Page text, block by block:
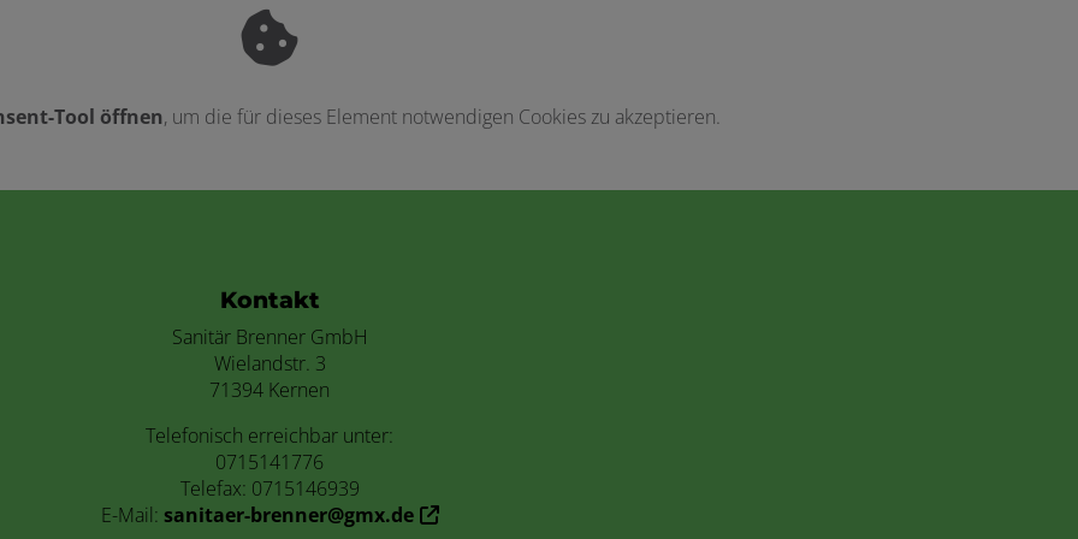
Tool öffnen, um die für dieses Element notwendigen Cookies zu akzeptieren.
Kontakt
Sanitär Brenner GmbH
Wielandstr. 3
71394 Kernen
Telefonisch erreichbar unter:
0715141776
Telefax: 0715146939
E-Mail: sanitaer-brenner@gmx.de